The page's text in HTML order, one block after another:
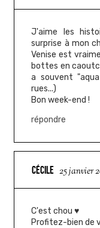
J'aime les
surprise à mon
Venise est
bottes en
a souvent
rues...)
Bon week-end !
répondre
CÉCILE 25 janvier
C'est chou ♥
Profitez-bien de